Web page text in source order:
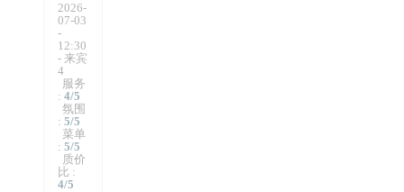
2026-
07-03
-
12:30
- 来宾
4
服务
: 4/5
氛围
: 5/5
菜单
: 5/5
质价
比 :
4/5